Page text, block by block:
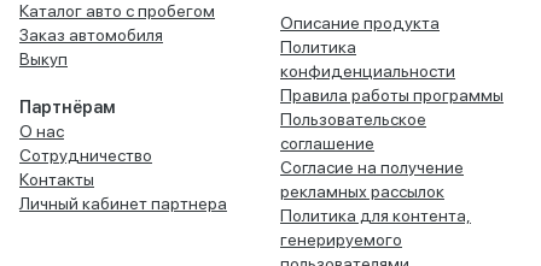
Каталог авто с пробегом
Заказ автомобиля
Выкуп
Партнёрам
О нас
Сотрудничество
Контакты
Личный кабинет партнера
Описание продукта
Политика
конфиденциальности
Правила работы программы
Пользовательское
соглашение
Согласие на получение
рекламных рассылок
Политика для контента,
генерируемого